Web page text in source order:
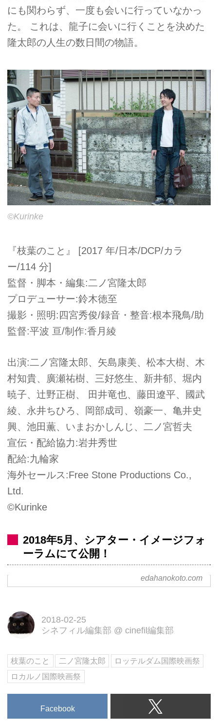
にも関わらず、一度も会いに行っていなかっ
た。 これは、龍子に会いに行くことを決めた
隆太郎の人生の数日間の物語。
©Kurinke
『枝葉のこと』 [2017 年/日本/DCP/カラ
ー/114 分]
監督・脚本・編集:二ノ宮隆太郎
プロデューサー:鈴木徳至
撮影・照明:四宮秀俊/録音・整音:根本飛鳥/助
監督:平波 亘/制作:香月綾
出演:二ノ宮隆太郎、矢島康美、松本大樹、木
村知貴、廣瀬祐樹、三好悠生、新井郁、堀内
暁子、辻野正樹、 田井竜也、藤田遼平、國武
綾、永井ちひろ、岡部成司、嶺豪一、亀井史
興、池田薫、いまおかしんじ、二ノ宮哲夫
宣伝・配給協力:岩井秀世
配給:九輪家
海外セールス:Free Stone Productions Co.,
Ltd.
©Kurinke
2018年5月、シアター・イメージフォ
ーラムにて公開！
edahanokoto.com
2018-02-25
シネフィル編集部 @ cinefil編集部
枝葉のこと 二ノ宮隆太郎
ロッテルダム国際映画祭
ロカルノ国際映画祭
Facebook